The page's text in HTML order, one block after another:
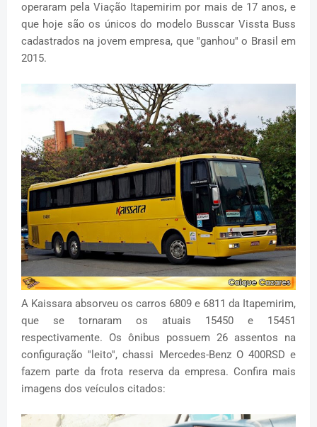
operaram pela Viação Itapemirim por mais de 17 anos, e
que hoje são os únicos do modelo Busscar Vissta Buss
cadastrados na jovem empresa, que ''ganhou'' o Brasil em
2015.
A Kaissara absorveu os carros 6809 e 6811 da Itapemirim,
que se tornaram os atuais 15450 e 15451
respectivamente. Os ônibus possuem 26 assentos na
configuração ''leito'', chassi Mercedes-Benz O 400RSD e
fazem parte da frota reserva da empresa. Confira mais
imagens dos veículos citados: